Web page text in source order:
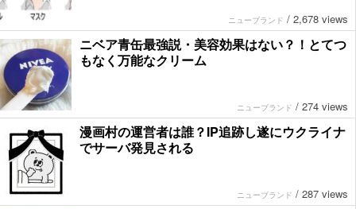
ニューブランド / 2,678 views
ニベア青缶最強説・美容効果はない？！とてつ
もなく万能なクリーム
ニューブランド / 274 views
漫画村の運営者は誰？IP追跡し遂にウクライナ
でサーバ発見される
ニューブランド / 287 views